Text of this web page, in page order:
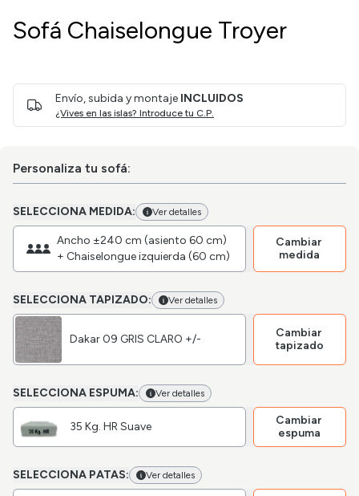
Sofá Chaiselongue Troyer
Envío, subida y montaje INCLUIDOS
¿Vives en las islas? Introduce tu C.P.
Personaliza tu sofá:
SELECCIONA MEDIDA: Ver detalles
Ancho ±240 cm (asiento 60 cm)
+ Chaiselongue izquierda (60 cm)
Cambiar
medida
SELECCIONA TAPIZADO: Ver detalles
Dakar 09 GRIS CLARO +/-
Cambiar
tapizado
SELECCIONA ESPUMA: Ver detalles
35 Kg. HR Suave
Cambiar
espuma
SELECCIONA PATAS: Ver detalles